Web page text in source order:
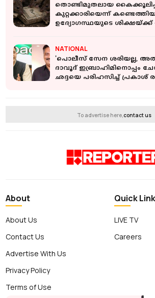
തൊണ്ടിമുതലായ
കുറ്റക്കാരിയെന്ന്
ഉദ്യോഗസ്ഥയുടെ ശിക്ഷയ്ക്ക്
NATIONAL
'പൊലീസ് സേന ശരിയല്ല,
ദാവൂദ് ഇബ്രാഹിമിനൊപ്പം
ഛദ്ദയെ പരിഹസിച്ച് പ്രകാശ്
To advertise here,contact us
About
About Us
Contact Us
Advertise With Us
Privacy Policy
Terms of Use
Quick
LIVE TV
Careers